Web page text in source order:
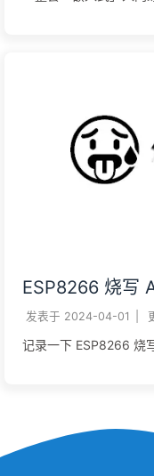
ESP8266 烧写
发表于 2024-04-01
记录一下 ESP8266 烧